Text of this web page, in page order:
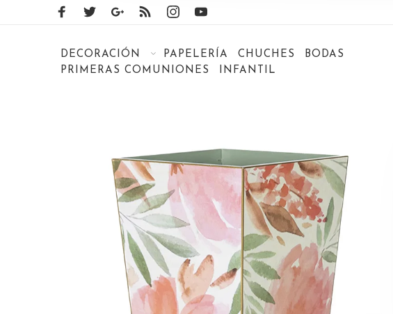
DECORACIÓN PAPELERÍA CHUCHES
BODAS
PRIMERAS COMUNIONES
INFANTIL